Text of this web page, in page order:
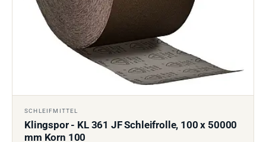
SCHLEIFMITTEL
Klingspor - KL 361 JF Schleifrolle, 100 x 50000
mm Korn 100